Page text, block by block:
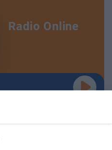
Radio Online